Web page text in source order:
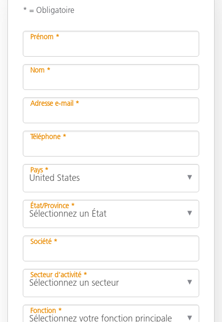
* = Obligatoire
Prénom *
Nom *
Adresse e-mail *
Téléphone *
Pays *
État/Province *
Société *
Secteur d’activité *
Fonction *